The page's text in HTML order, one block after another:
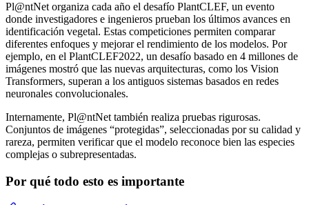
Pl@ntNet organiza cada año el desafío PlantCLEF, un evento
donde investigadores e ingenieros prueban los últimos avances en
identificación vegetal. Estas competiciones permiten comparar
diferentes enfoques y mejorar el rendimiento de los modelos. Por
ejemplo, en el PlantCLEF2022, un desafío basado en 4 millones de
imágenes mostró que las nuevas arquitecturas, como los Vision
Transformers, superan a los antiguos sistemas basados en redes
neuronales convolucionales.
Internamente, Pl@ntNet también realiza pruebas rigurosas.
Conjuntos de imágenes “protegidas”, seleccionadas por su calidad y
rareza, permiten verificar que el modelo reconoce bien las especies
complejas o subrepresentadas.
Por qué todo esto es importante